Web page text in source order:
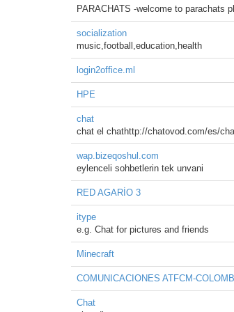
PARACHATS -welcome to parachats
socialization
music,football,education,health
login2office.ml
HPE
chat
chat el chathttp://chatovod.com/es/
wap.bizeqoshul.com
eylenceli sohbetlerin tek unvani
RED AGARİO 3
itype
e.g. Chat for pictures and friends
Minecraft
COMUNICACIONES ATFCM-
Chat